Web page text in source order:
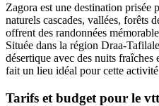
Zagora est une destination prisée
naturels cascades, vallées, forêts
offrent des randonnées
Située dans la région Draa-
désertique avec des nuits fraîches
fait un lieu idéal pour cette
Tarifs et budget pour le